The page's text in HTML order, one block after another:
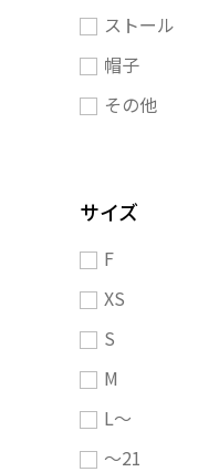
ストール
帽子
その他
サイズ
F
XS
S
M
L～
～21